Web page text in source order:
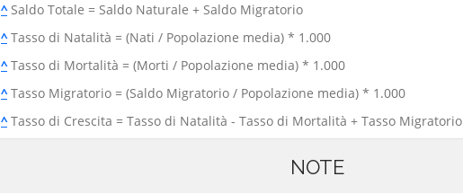
^Saldo Totale = Saldo Naturale + Saldo Migratorio
^Tasso di Natalità = (Nati / Popolazione media) * 1.000
^Tasso di Mortalità = (Morti / Popolazione media) * 1.000
^Tasso Migratorio = (Saldo Migratorio / Popolazione media) * 1.000
^Tasso di Crescita = Tasso di Natalità - Tasso di Mortalità + Tasso Migratorio
NOTE